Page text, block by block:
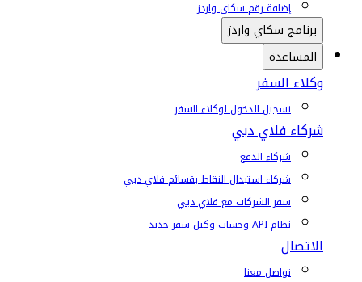
إضافة رقم سكاي واردز
برنامج سكاي واردز
المساعدة
وكلاء السفر
تسجيل الدخول لوكلاء السفر
شركاء فلاي دبي
شركاء الدفع
شركاء استبدال النقاط بقسائم فلاي دبي
سفر الشركات مع فلاي دبي
نظام API وحساب وكيل سفر جديد
الاتصال
تواصل معنا